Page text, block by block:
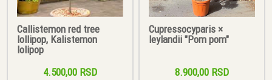
Callistemon red tree
lollipop, Kalistemon
lolipop
4.500,00 RSD
Cupressocyparis ×
leylandii "Pom pom"
8.900,00 RSD